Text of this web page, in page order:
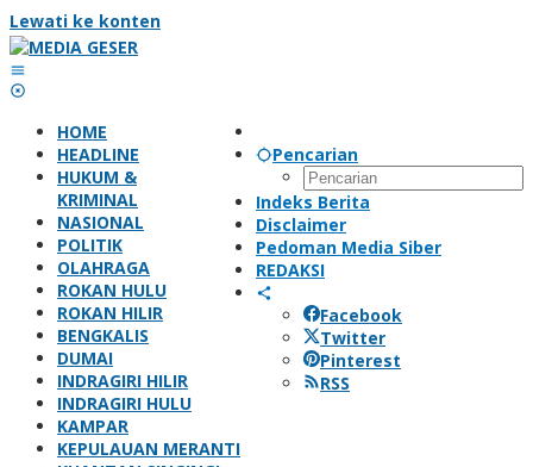
Lewati ke konten
Pencarian
Indeks Berita
Disclaimer
Pedoman Media Siber
REDAKSI
Facebook
Twitter
Pinterest
RSS
HOME
HEADLINE
HUKUM &
KRIMINAL
NASIONAL
POLITIK
OLAHRAGA
ROKAN HULU
ROKAN HILIR
BENGKALIS
DUMAI
INDRAGIRI HILIR
INDRAGIRI HULU
KAMPAR
KEPULAUAN MERANTI